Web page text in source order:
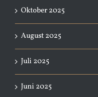
Oktober 2025
August 2025
Juli 2025
Juni 2025